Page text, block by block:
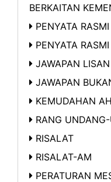
BERKAITAN
PENYATA
PENYATA RASMI
JAWAPAN LISAN
JAWAPAN
KEMUDAHAN
RANG
RISALAT
RISALAT-AM
PERATURAN